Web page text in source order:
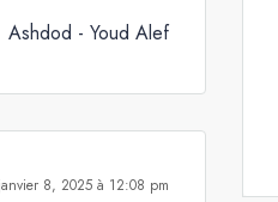
Ashdod - Youd Alef
8, 2025 à 12:08 pm